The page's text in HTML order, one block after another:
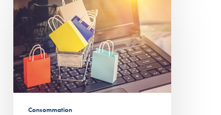
la
DGCCRF
actualise
ses
lignes
directrices
sur
Consommation